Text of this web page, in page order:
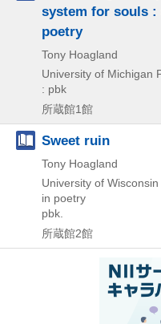
system for souls
poetry
Tony Hoagland
University of Michigan
: pbk
所蔵館1館
Sweet ruin
Tony Hoagland
University of
in poetry
pbk.
所蔵館2館